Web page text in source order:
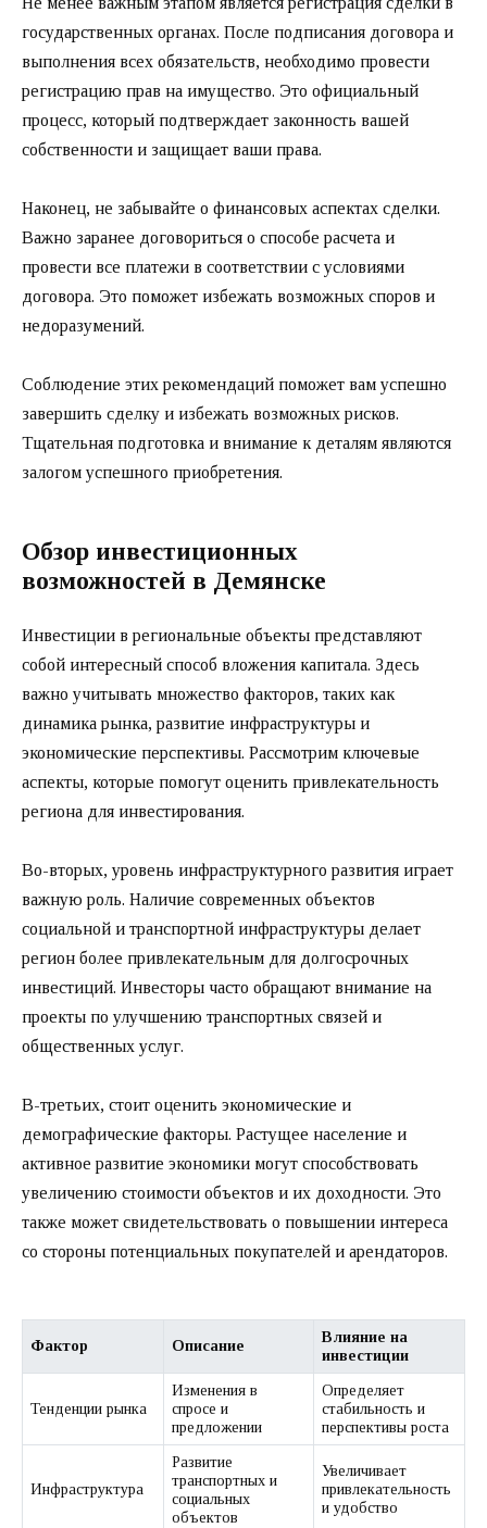
государственных органах. После подписания договора и
выполнения всех обязательств, необходимо провести
регистрацию прав на имущество. Это официальный
процесс, который подтверждает законность вашей
собственности и защищает ваши права.
Наконец, не забывайте о финансовых аспектах сделки.
Важно заранее договориться о способе расчета и
провести все платежи в соответствии с условиями
договора. Это поможет избежать возможных споров и
недоразумений.
Соблюдение этих рекомендаций поможет вам успешно
завершить сделку и избежать возможных рисков.
Тщательная подготовка и внимание к деталям являются
залогом успешного приобретения.
Обзор инвестиционных
возможностей в Демянске
Инвестиции в региональные объекты представляют
собой интересный способ вложения капитала. Здесь
важно учитывать множество факторов, таких как
динамика рынка, развитие инфраструктуры и
экономические перспективы. Рассмотрим ключевые
аспекты, которые помогут оценить привлекательность
региона для инвестирования.
Во-вторых, уровень инфраструктурного развития играет
важную роль. Наличие современных объектов
социальной и транспортной инфраструктуры делает
регион более привлекательным для долгосрочных
инвестиций. Инвесторы часто обращают внимание на
проекты по улучшению транспортных связей и
общественных услуг.
В-третьих, стоит оценить экономические и
демографические факторы. Растущее население и
активное развитие экономики могут способствовать
увеличению стоимости объектов и их доходности. Это
также может свидетельствовать о повышении интереса
со стороны потенциальных покупателей и арендаторов.
Фактор Описание
Влияние на
инвестиции
Тенденции рынка
Изменения в
спросе и
предложении
Определяет
стабильность и
перспективы роста
Инфраструктура
Развитие
транспортных и
социальных
объектов
Увеличивает
привлекательность
и удобство